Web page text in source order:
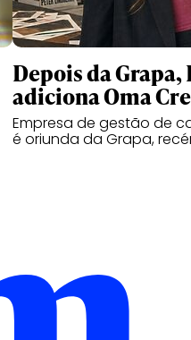
Depois da
adiciona Oma
Empresa de gestão de
é oriunda da Grapa,